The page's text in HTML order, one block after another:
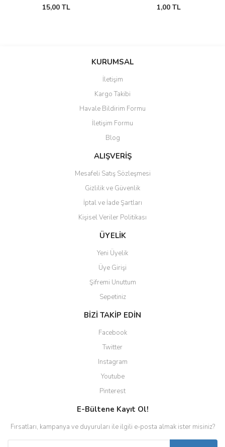
15,00 TL 1,00 TL
KURUMSAL
İletişim
Kargo Takibi
Havale Bildirim Formu
İletişim Formu
Blog
ALIŞVERİŞ
Mesafeli Satış Sözleşmesi
Gizlilik ve Güvenlik
İptal ve İade Şartları
Kişisel Veriler Politikası
ÜYELİK
Yeni Üyelik
Üye Girişi
Şifremi Unuttum
Sepetiniz
BİZİ TAKİP EDİN
Facebook
Twitter
Instagram
Youtube
Pinterest
E-Bültene Kayıt Ol!
Fırsatları, kampanya ve duyuruları ile ilgili e-posta almak ister misiniz?